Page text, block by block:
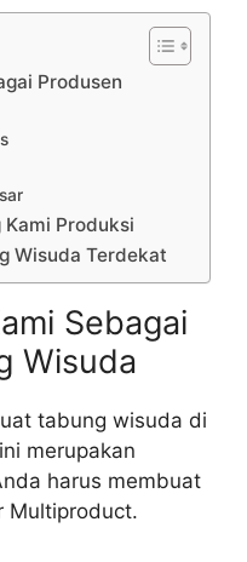
Produsen
Produksi
Wisuda Terdekat
Sebagai
Wisuda
tabung wisuda di
merupakan
harus membuat
Multiproduct.